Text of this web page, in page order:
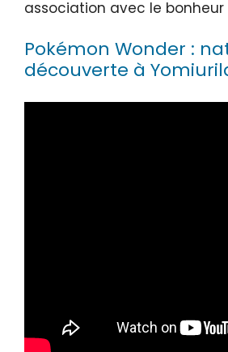
association avec le bonheur
Pokémon Wonder :
découverte à